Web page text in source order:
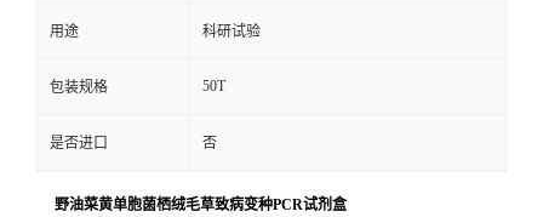
用途 科研试验
包装规格 50T
是否进口 否
野油菜黄单胞菌栖绒毛草致病变种PCR试剂盒